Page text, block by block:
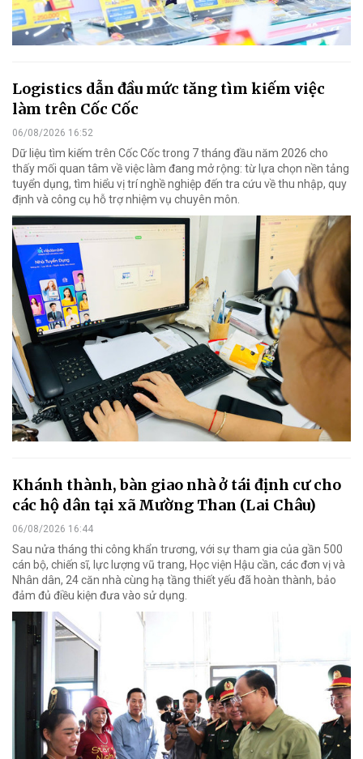
Logistics dẫn đầu mức tăng tìm kiếm việc
làm trên Cốc Cốc
06/08/2026 16:52
Dữ liệu tìm kiếm trên Cốc Cốc trong 7 tháng đầu năm 2026 cho
thấy mối quan tâm về việc làm đang mở rộng: từ lựa chọn nền tảng
tuyển dụng, tìm hiểu vị trí nghề nghiệp đến tra cứu về thu nhập, quy
định và công cụ hỗ trợ nhiệm vụ chuyên môn.
Khánh thành, bàn giao nhà ở tái định cư cho
các hộ dân tại xã Mường Than (Lai Châu)
06/08/2026 16:44
Sau nửa tháng thi công khẩn trương, với sự tham gia của gần 500
cán bộ, chiến sĩ, lực lượng vũ trang, Học viện Hậu cần, các đơn vị và
Nhân dân, 24 căn nhà cùng hạ tầng thiết yếu đã hoàn thành, bảo
đảm đủ điều kiện đưa vào sử dụng.